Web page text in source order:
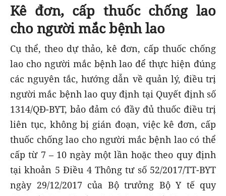
Kê đơn, cấp thuốc chống lao
cho người mắc bệnh lao
Cụ thể, theo dự thảo, kê đơn, cấp thuốc chống
lao cho người mắc bệnh lao để thực hiện đúng
các nguyên tắc, hướng dẫn về quản lý, điều trị
người mắc bệnh lao quy định tại Quyết định số
1314/QĐ-BYT, bảo đảm có đầy đủ thuốc điều trị
liên tục, không bị gián đoạn, việc kê đơn, cấp
thuốc chống lao cho người mắc bệnh lao có thể
cấp từ 7 – 10 ngày một lần hoặc theo quy định
tại khoản 5 Điều 4 Thông tư số 52/2017/TT-BYT
ngày 29/12/2017 của Bộ trưởng Bộ Y tế quy